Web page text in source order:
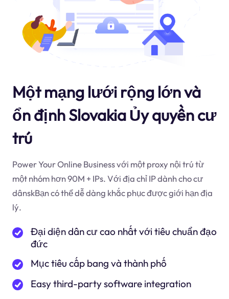
Một mạng lưới rộng lớn và
ổn định Slovakia Ủy quyền cư
trú
Power Your Online Business với một proxy nội trú từ
một nhóm hơn 90M + IPs. Với địa chỉ IP dành cho cư
dânskBạn có thể dễ dàng khắc phục được giới hạn địa
lý.
Đại diện dân cư cao nhất với tiêu chuẩn đạo
đức
Mục tiêu cấp bang và thành phố
Easy third-party software integration